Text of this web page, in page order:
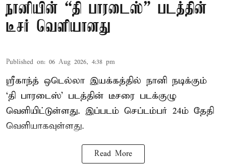
நானியின் “தி பாரடைஸ்” படத்தின்
டீசர் வெளியானது
Published on: 06 Aug 2026, 4:38 pm
ஸ்ரீகாந்த் ஒடெல்லா இயக்கத்தில் நானி நடிக்கும்
‘தி பாரடைஸ்’ படத்தின் டீசரை படக்குழு
வெளியிட்டுள்ளது. இப்படம் செப்டம்பர் 24ம் தேதி
வெளியாகவுள்ளது.
Read More